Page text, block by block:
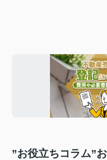
”お役立ちコラム”